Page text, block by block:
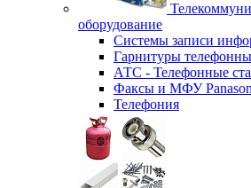
оборудование
Системы записи
Гарнитуры
АТС - Телефонные
Факсы и МФУ
Телефония